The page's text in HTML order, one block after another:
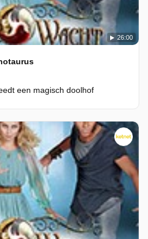
26:00
een magisch doolhof